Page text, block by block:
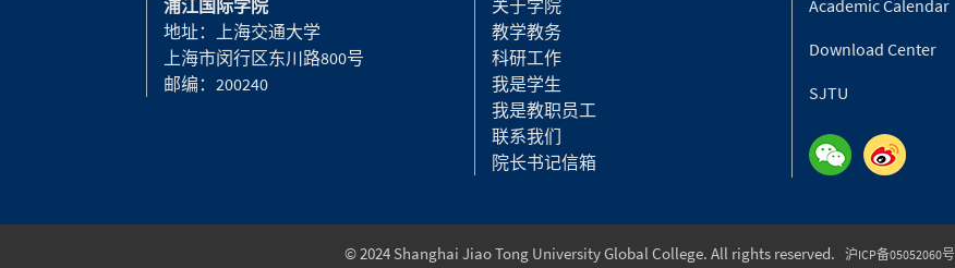
浦江国际学院
地址：上海交通大学
上海市闵行区东川路800号
邮编：200240
关于学院
教学教务
科研工作
我是学生
我是教职员工
联系我们
院长书记信箱
Academic Calendar
Download Center
SJTU
© 2024 Shanghai Jiao Tong University Global College. All rights reserved. 沪ICP备05052060号